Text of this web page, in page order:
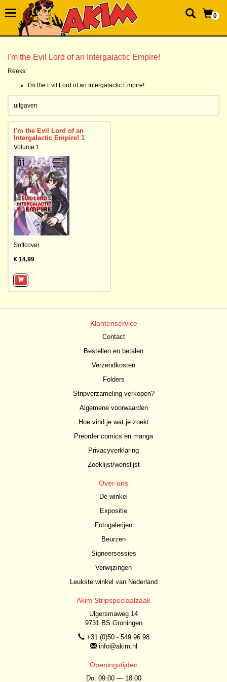
0
I'm the Evil Lord of an Intergalactic Empire!
Reeks:
I'm the Evil Lord of an Intergalactic Empire!
uitgaven
I'm the Evil Lord of an
Intergalactic Empire! 1
Volume 1
Softcover
€ 14,99
Klantenservice
Contact
Bestellen en betalen
Verzendkosten
Folders
Stripverzameling verkopen?
Algemene voorwaarden
Hoe vind je wat je zoekt
Preorder comics en manga
Privacyverklaring
Zoeklijst/wenslijst
Over ons
De winkel
Expositie
Fotogalerijen
Beurzen
Signeersessies
Verwijzingen
Leukste winkel van Nederland
Akim Stripspeciaalzaak
Ulgersmaweg 14
9731 BS Groningen
+31 (0)50 - 549 96 98
info@akim.nl
Openingstijden
Do. 09:00 — 18:00